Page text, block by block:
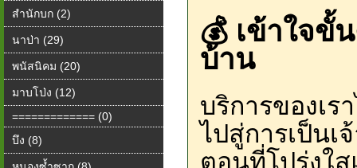
สำนักบก (2)
นาป่า (29)
พนัสนิคม (20)
มาบโป่ง (12)
============= (0)
บึง (8)
💰 เข้าใจ
บ้าน
บริการของเ
ไปสู่การเป็น
ตอนที่โปร่งใส